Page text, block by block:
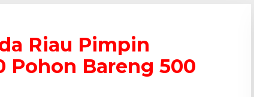
Riau Pimpin
Pohon Bareng 500